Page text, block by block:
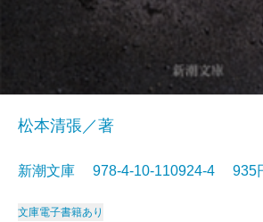
松本清張／著
新潮文庫 978-4-10-110924-4
文庫電子書籍あり